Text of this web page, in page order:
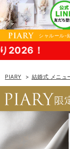
シャルール-
PIARY 結婚式 メニュ